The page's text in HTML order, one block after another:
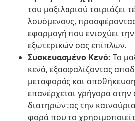
του μαξιλαριού ταιριάζει
λουόμενους,
εφαρμογή που ενισχύει
εξωτερικών σας επίπλων.
Συσκευασμένο Κενό: Το
κενά, εξασφαλίζοντας
μεταφοράς και
επανέρχεται γρήγορα
διατηρώντας την
φορά που το